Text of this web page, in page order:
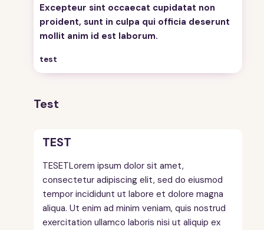
Excepteur sint occaecat cupidatat non
proident, sunt in culpa qui officia deserunt
mollit anim id est laborum.
test
Test
TEST
TESETLorem ipsum dolor sit amet,
consectetur adipiscing elit, sed do eiusmod
tempor incididunt ut labore et dolore magna
aliqua. Ut enim ad minim veniam, quis nostrud
exercitation ullamco laboris nisi ut aliquip ex